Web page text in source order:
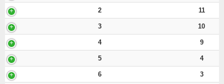
2 11
3 10
4 9
5 4
6 3